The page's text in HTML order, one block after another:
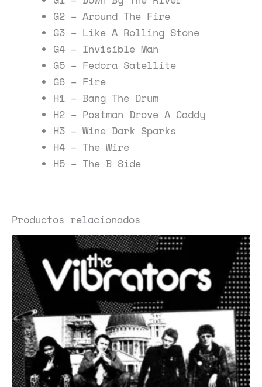
G2 – Around The Fire
G3 – Like A Rolling Stone
G4 – Invisible Man
G5 – Fedora Satellite
G6 – Fire
H1 – Bang The Drum
H2 – Postman Drove A Caddy
H3 – Wine Dark Sparks
H4 – The Wire
H5 – The B Side
Productos relacionados